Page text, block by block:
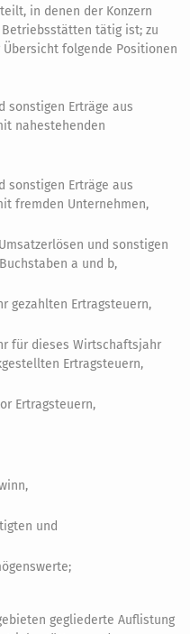
in denen der Konzern
tätig ist; zu
folgende Positionen
sonstigen Erträge aus
nahestehenden
sonstigen Erträge aus
fremden Unternehmen,
und sonstigen
a und b,
gezahlten Ertragsteuern,
für dieses Wirtschaftsjahr
Ertragsteuern,
Ertragsteuern,
und
gegliederte Auflistung